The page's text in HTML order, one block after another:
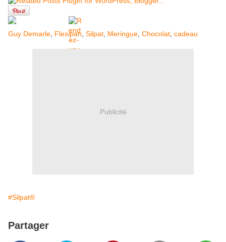
Guy Demarle Flexipan Silpat Meringue Chocolat cadeau
Publicité
#Silpat®
Partager